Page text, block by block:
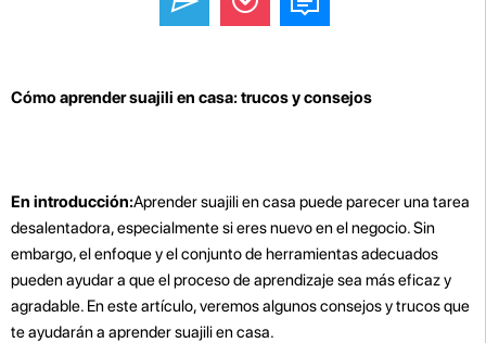
Cómo aprender suajili en casa: trucos y consejos
En introducción:Aprender suajili en casa puede parecer una tarea
desalentadora, especialmente si eres nuevo en el negocio. Sin
embargo, el enfoque y el conjunto de herramientas adecuados
pueden ayudar a que el proceso de aprendizaje sea más eficaz y
agradable. En este artículo, veremos algunos consejos y trucos que
te ayudarán a aprender suajili en casa.